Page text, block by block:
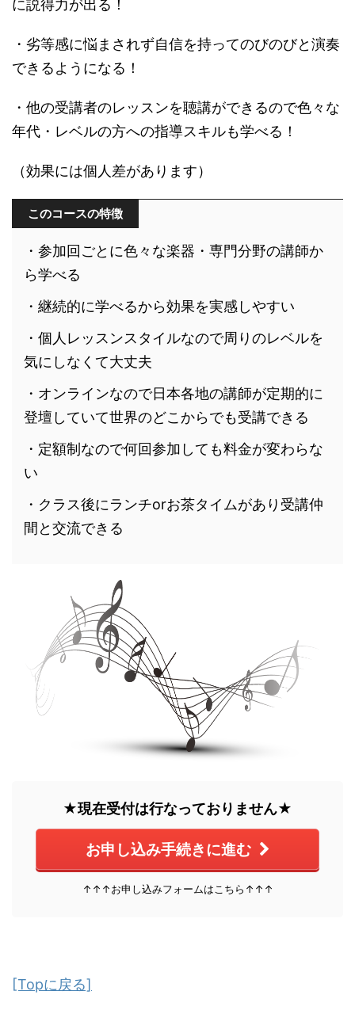
に説得力が出る！
・劣等感に悩まされず自信を持ってのびのびと演奏
できるようになる！
・他の受講者のレッスンを聴講ができるので色々な
年代・レベルの方への指導スキルも学べる！
（効果には個人差があります）
このコースの特徴
・参加回ごとに色々な楽器・専門分野の講師か
ら学べる
・継続的に学べるから効果を実感しやすい
・個人レッスンスタイルなので周りのレベルを
気にしなくて大丈夫
・オンラインなので日本各地の講師が定期的に
登壇していて世界のどこからでも受講できる
・定額制なので何回参加しても料金が変わらな
い
・クラス後にランチorお茶タイムがあり受講仲
間と交流できる
★現在受付は行なっておりません★
お申し込み手続きに進む
↑↑↑お申し込みフォームはこちら↑↑↑
[Topに戻る]